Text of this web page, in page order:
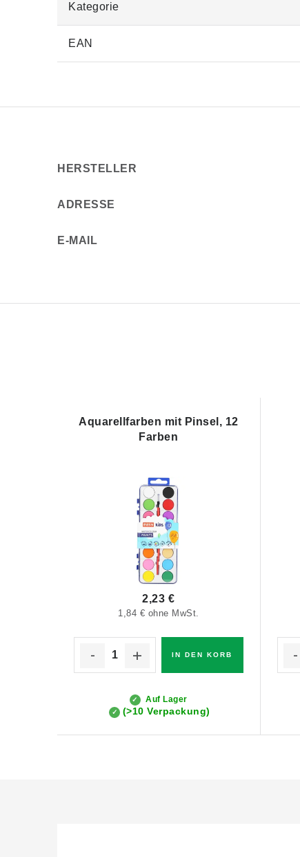
Kategorie
EAN
HERSTELLER
ADRESSE
E-MAIL
Aquarellfarben mit Pinsel, 12
Farben
Auf Lager
(>10 Verpackung)
1,84 € ohne MwSt.
2,23 €
IN DEN KORB